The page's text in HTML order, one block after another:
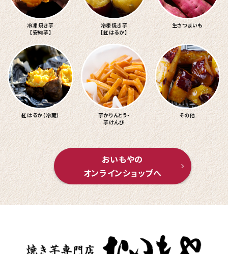
冷凍焼き芋
【安納芋】
冷凍焼き芋
【紅はるか】
生さつまいも
紅はるか（冷蔵）
芋かりんとう・
芋けんぴ
その他
おいもやの
オンラインショップへ